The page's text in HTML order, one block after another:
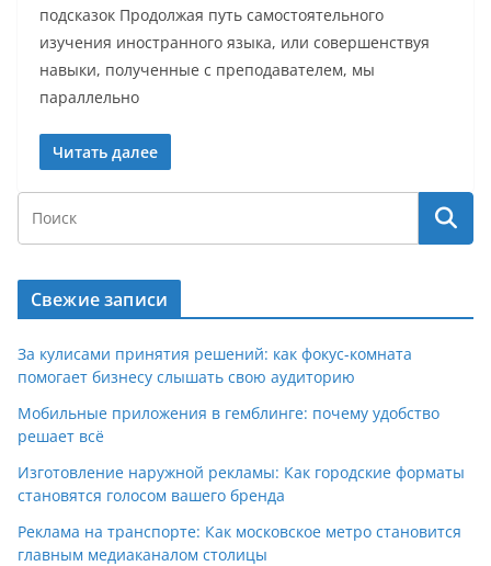
подсказок Продолжая путь самостоятельного
изучения иностранного языка, или совершенствуя
навыки, полученные с преподавателем, мы
параллельно
Читать далее
Свежие записи
За кулисами принятия решений: как фокус-комната
помогает бизнесу слышать свою аудиторию
Мобильные приложения в гемблинге: почему удобство
решает всё
Изготовление наружной рекламы: Как городские форматы
становятся голосом вашего бренда
Реклама на транспорте: Как московское метро становится
главным медиаканалом столицы